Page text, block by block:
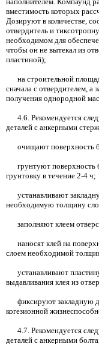
вместимость которых
Дозируют в количестве,
отвердитель и
необходимом для
чтобы он не вытекал из
пластиной);
на строительной
сначала с отвердителем, а
получения однородной
4.6. Рекомендуется
деталей с анкерными
очищают поверхность
грунтуют поверхность
грунтовку в течение 2-4 ч;
устанавливают
необходимую толщину
заполняют клеем
наносят клей на
слоем необходимой
устанавливают
выдавливания клея из
фиксируют закладную
когезионной
4.7. Рекомендуется
деталей с анкерными